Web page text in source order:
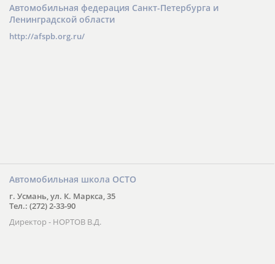
Автомобильная федерация Санкт-Петербурга и
Ленинградской области
http://afspb.org.ru/
Автомобильная школа ОСТО
г. Усмань, ул. К. Маркса, 35
Тел.: (272) 2-33-90
Директор - НОРТОВ В.Д.